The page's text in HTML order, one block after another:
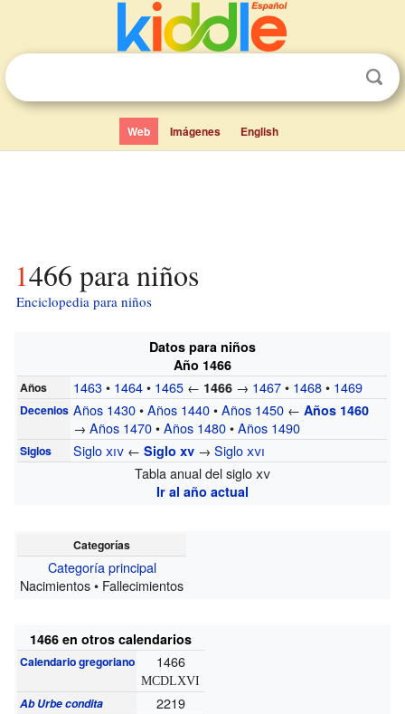
Web Imágenes English
1466 para niños
Enciclopedia para niños
Datos para niños
Año 1466
Años 1463• 1464• 1465 ← 1466 → 1467• 1468• 1469
Decenios Años 1430•Años 1440•Años 1450 ←Años 1460
→Años 1470•Años 1480•Años 1490
Siglos Sigloxiv ←Sigloxv →Sigloxvi
Tabla anual del sigloxv
Ir al año actual
Categorías
Categoría principal
Nacimientos • Fallecimientos
1466 en otros calendarios
Calendario gregoriano 1466
MCDLXVI
Ab Urbe condita 2219